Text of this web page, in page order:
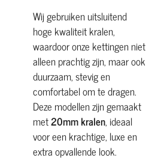
Wij gebruiken uitsluitend
hoge kwaliteit kralen,
waardoor onze kettingen niet
alleen prachtig zijn, maar ook
duurzaam, stevig en
comfortabel om te dragen.
Deze modellen zijn gemaakt
met20mm kralen, ideaal
voor een krachtige, luxe en
extra opvallende look.